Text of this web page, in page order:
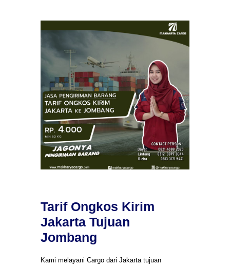
Tarif Ongkos Kirim
Jakarta Tujuan
Jombang
Kami melayani Cargo dari Jakarta tujuan